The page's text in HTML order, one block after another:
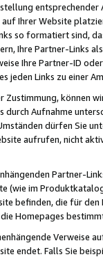
Ihrer Website
so formatiert sind,
Ihre Partner-Links
Ihre Partner-ID
jeden Links zu einer
Zustimmung, können
durch Aufnahme
dürfen Sie
aufrufen, nicht
Partner-
(wie im
befinden, die für
Homepages
endet. Falls Sie